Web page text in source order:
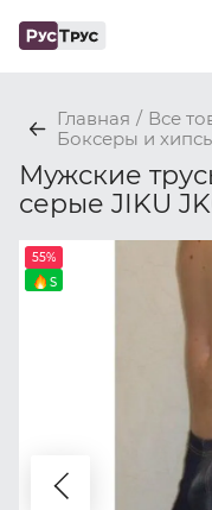
Главная / Все
Боксеры и
Мужские
серые JIKU
55%
S